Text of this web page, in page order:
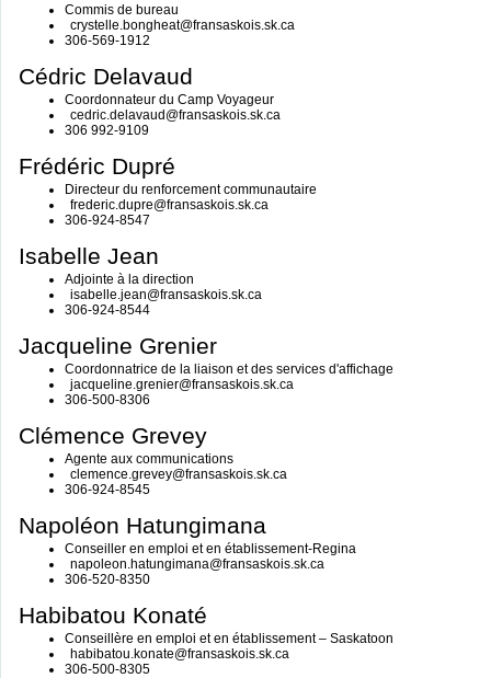
Commis de bureau
crystelle.bongheat@fransaskois.sk.ca
306-569-1912
Cédric Delavaud
Coordonnateur du Camp Voyageur
cedric.delavaud@fransaskois.sk.ca
306 992-9109
Frédéric Dupré
Directeur du renforcement communautaire
frederic.dupre@fransaskois.sk.ca
306-924-8547
Isabelle Jean
Adjointe à la direction
isabelle.jean@fransaskois.sk.ca
306-924-8544
Jacqueline Grenier
Coordonnatrice de la liaison et des services d'affichage
jacqueline.grenier@fransaskois.sk.ca
306-500-8306
Clémence Grevey
Agente aux communications
clemence.grevey@fransaskois.sk.ca
306-924-8545
Napoléon Hatungimana
Conseiller en emploi et en établissement-Regina
napoleon.hatungimana@fransaskois.sk.ca
306-520-8350
Habibatou Konaté
Conseillère en emploi et en établissement – Saskatoon
habibatou.konate@fransaskois.sk.ca
306-500-8305